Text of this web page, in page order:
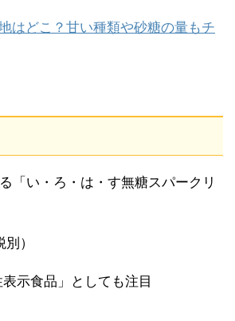
はどこ？甘い種類や砂糖の量もチ
「い・ろ・は・す無糖スパークリ
）
表示食品」としても注目